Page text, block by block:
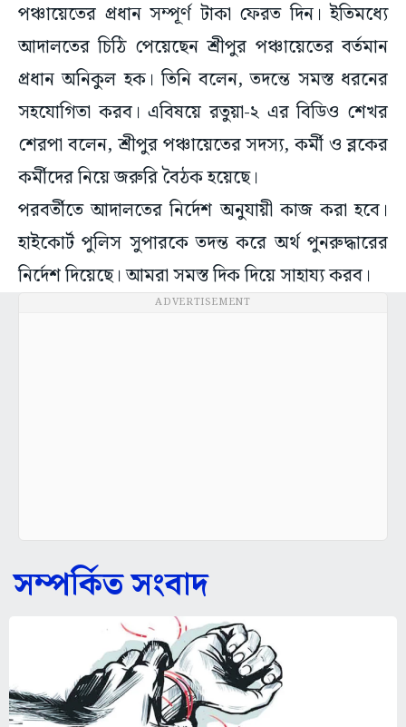
পঞ্চায়েতের প্রধান সম্পূর্ণ টাকা ফেরত দিন। ইতিমধ্যে
আদালতের চিঠি পেয়েছেন শ্রীপুর পঞ্চায়েতের বর্তমান
প্রধান অনিকুল হক। তিনি বলেন, তদন্তে সমস্ত ধরনের
সহযোগিতা করব। এবিষয়ে রতুয়া-২ এর বিডিও শেখর
শেরপা বলেন, শ্রীপুর পঞ্চায়েতের সদস্য, কর্মী ও ব্লকের
কর্মীদের নিয়ে জরুরি বৈঠক হয়েছে।
পরবর্তীতে আদালতের নির্দেশ অনুযায়ী কাজ করা হবে।
হাইকোর্ট পুলিস সুপারকে তদন্ত করে অর্থ পুনরুদ্ধারের
নির্দেশ দিয়েছে। আমরা সমস্ত দিক দিয়ে সাহায্য করব।
ADVERTISEMENT
সম্পর্কিত সংবাদ